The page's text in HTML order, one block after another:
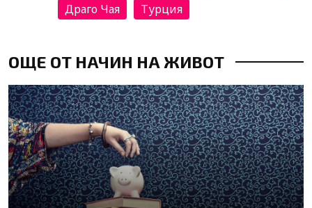
Драго Чая
Турция
ОЩЕ ОТ НАЧИН НА ЖИВОТ